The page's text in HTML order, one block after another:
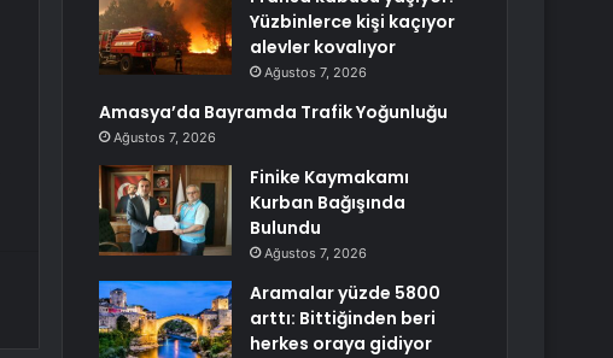
Yüzbinlerce kişi kaçıyor
alevler kovalıyor
Ağustos 7, 2026
Amasya’da Bayramda Trafik Yoğunluğu
Ağustos 7, 2026
Finike Kaymakamı
Kurban Bağışında
Bulundu
Ağustos 7, 2026
Aramalar yüzde 5800
arttı: Bittiğinden beri
herkes oraya gidiyor